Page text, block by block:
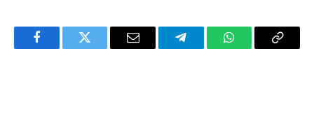
FacebookTwitter Email TelegramWhatsAppCopy